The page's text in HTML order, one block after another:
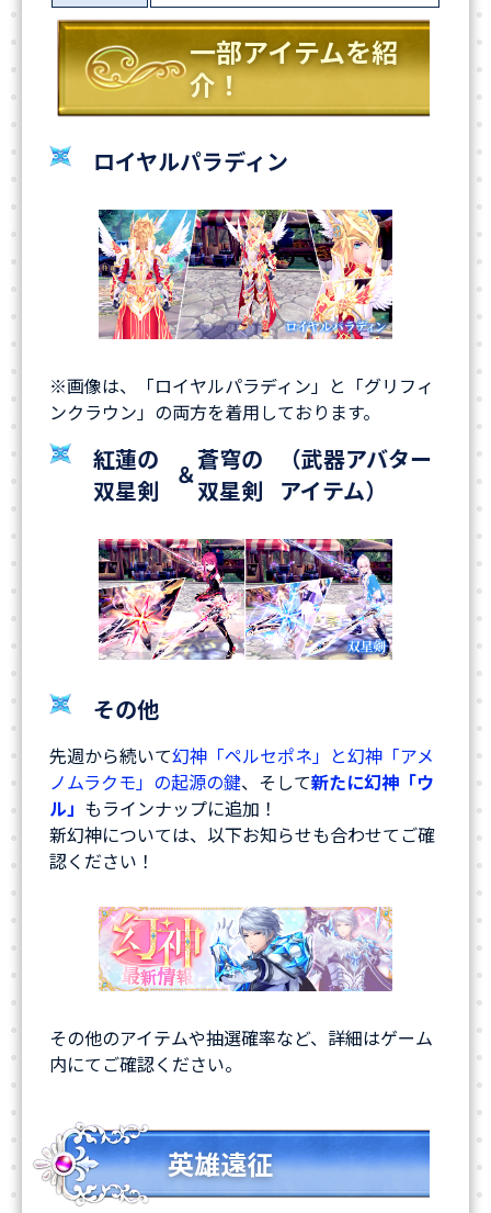
一部アイテムを紹
介！
ロイヤルパラディン
※画像は、「ロイヤルパラディン」と「グリフィ
ンクラウン」の両方を着用しております。
紅蓮の
双星剣
＆蒼穹の
双星剣
（武器アバター
アイテム）
その他
先週から続いて幻神「ペルセポネ」と幻神「アメ
ノムラクモ」の起源の鍵、そして新たに幻神「ウ
ル」 もラインナップに追加！
新幻神については、以下お知らせも合わせてご確
認ください！
その他のアイテムや抽選確率など、詳細はゲーム
内にてご確認ください。
英雄遠征